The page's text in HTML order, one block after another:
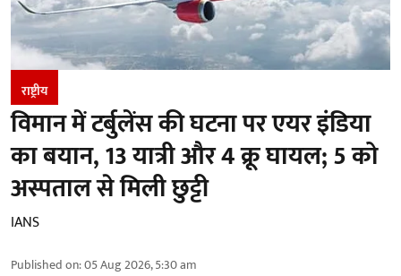
राष्ट्रीय
विमान में टर्बुलेंस की घटना पर एयर इंडिया
का बयान, 13 यात्री और 4 क्रू घायल; 5 को
अस्पताल से मिली छुट्टी
IANS
Published on:05 Aug 2026, 5:30 am